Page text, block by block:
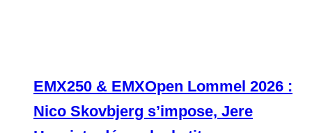
EMX250 & EMXOpen Lommel 2026 :
Nico Skovbjerg s’impose, Jere